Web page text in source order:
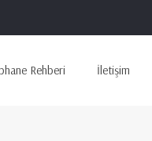
Rehberi İletişim